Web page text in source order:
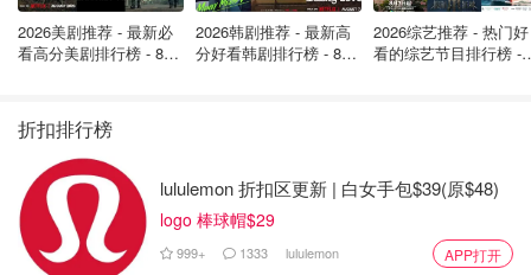
大部分库存展示在 2 层，这里可通过楼梯或电梯进入，自然
光线充足。大件物品，如沙发和床以及巧妙的全尺寸公寓小
插图仍然存在，但大约 60% 的物品是可以在地铁上携带的
2026美剧推荐 - 最新必
看高分美剧排行榜 - 8月
2026韩剧推荐 - 最新高
分好看韩剧排行榜 - 8月
2026综艺推荐 - 热门好
看的综艺节目排行榜 -
折扣排行榜
lululemon 折扣区更新 | 白女手包$39(原$48)
logo 棒球帽$29
999+ 1333 lululemon APP打开